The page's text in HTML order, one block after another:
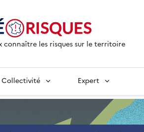
connaître les risques sur le territoire
Collectivité Expert